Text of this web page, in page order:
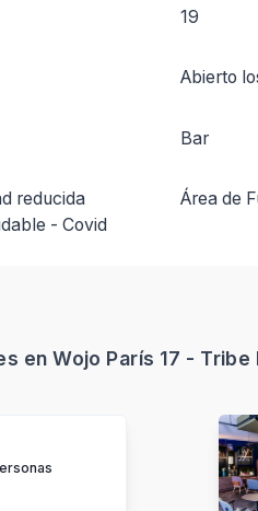
reducida
- Covid
19
Abierto
Bar
Área de
en Wojo París 17 - Tribe